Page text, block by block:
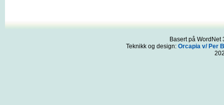
Basert på
Teknikk og design: Orcapia v/ Per